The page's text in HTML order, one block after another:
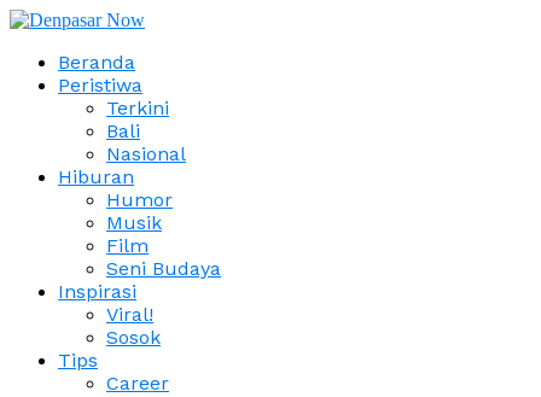
Beranda
Peristiwa
Terkini
Bali
Nasional
Hiburan
Humor
Musik
Film
Seni Budaya
Inspirasi
Viral!
Sosok
Tips
Career